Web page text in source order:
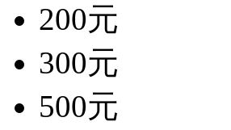
200元
300元
500元